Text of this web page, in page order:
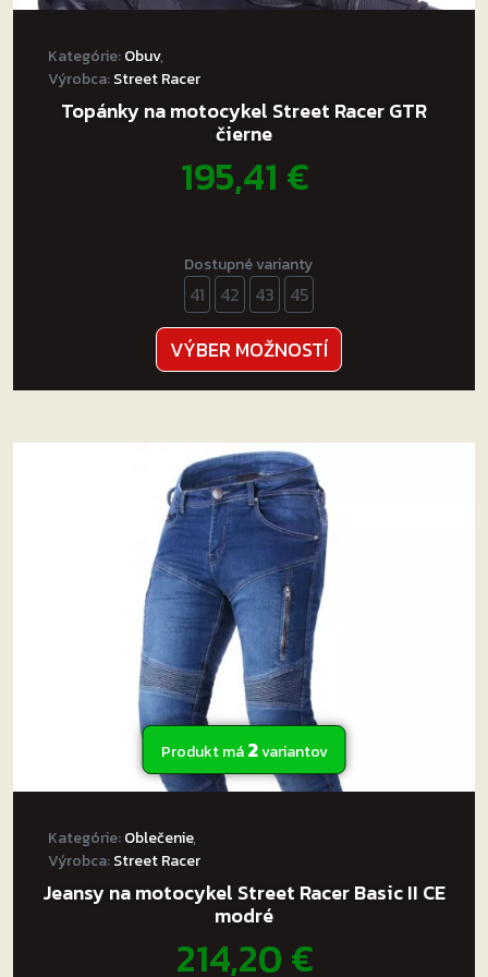
Kategórie:Obuv,
Výrobca:Street Racer
Topánky na motocykel Street Racer GTR
čierne
195,41 €
Dostupné varianty
41 42 43 45
VÝBER MOŽNOSTÍ
produkt
má
variantov.
Produkt má2variantov
Kategórie:Oblečenie,
Výrobca:Street Racer
Jeansy na motocykel Street Racer Basic II CE
modré
214,20€